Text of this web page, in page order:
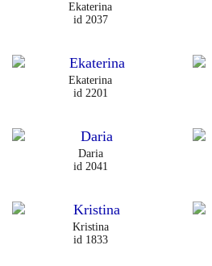
Ekaterina
id 2037
Ekaterina
id 2201
Daria
id 2041
Kristina
id 1833